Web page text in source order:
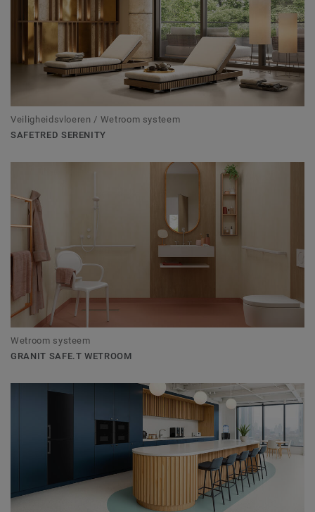
Veiligheidsvloeren / Wetroom systeem
SAFETRED SERENITY
Wetroom systeem
GRANIT SAFE.T WETROOM